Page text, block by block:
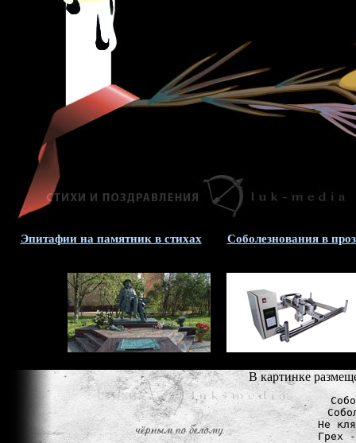
Эпитафии на памятник в стихах Соболезнования в
В картинке
Не
Грех